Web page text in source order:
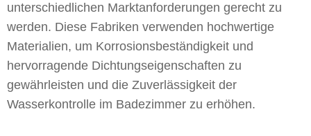
unterschiedlichen Marktanforderungen gerecht zu
werden. Diese Fabriken verwenden hochwertige
Materialien, um Korrosionsbeständigkeit und
hervorragende Dichtungseigenschaften zu
gewährleisten und die Zuverlässigkeit der
Wasserkontrolle im Badezimmer zu erhöhen.